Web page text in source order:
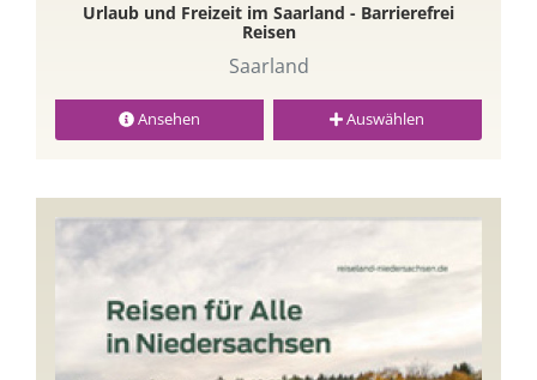
Urlaub und Freizeit im Saarland - Barrierefrei
Reisen
Saarland
Ansehen Auswählen